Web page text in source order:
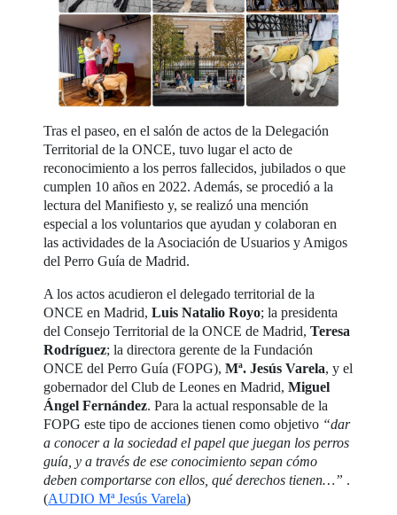
Tras el paseo, en el salón de actos de la Delegación
Territorial de la ONCE, tuvo lugar el acto de
reconocimiento a los perros fallecidos, jubilados o que
cumplen 10 años en 2022. Además, se procedió a la
lectura del Manifiesto y, se realizó una mención
especial a los voluntarios que ayudan y colaboran en
las actividades de la Asociación de Usuarios y Amigos
del Perro Guía de Madrid.
A los actos acudieron el delegado territorial de la
ONCE en Madrid,Luis Natalio Royo; la presidenta
del Consejo Territorial de la ONCE de Madrid,Teresa
Rodríguez; la directora gerente de la Fundación
ONCE del Perro Guía (FOPG),Mª. Jesús Varela, y el
gobernador del Club de Leones en Madrid,Miguel
Ángel Fernández. Para la actual responsable de la
FOPG este tipo de acciones tienen como objetivo “dar
a conocer a la sociedad el papel que juegan los perros
guía, y a través de ese conocimiento sepan cómo
deben comportarse con ellos, qué derechos tienen…” .
(AUDIO Mª Jesús Varela)